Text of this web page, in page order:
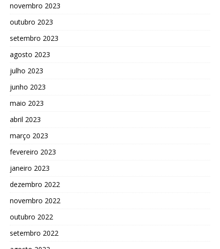
novembro 2023
outubro 2023
setembro 2023
agosto 2023
julho 2023
junho 2023
maio 2023
abril 2023
março 2023
fevereiro 2023
janeiro 2023
dezembro 2022
novembro 2022
outubro 2022
setembro 2022